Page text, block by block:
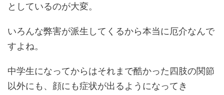
としているのが大変。
いろんな弊害が派生してくるから本当に厄介なんで
すよね。
中学生になってからはそれまで酷かった四肢の関節
以外にも、顔にも症状が出るようになってき